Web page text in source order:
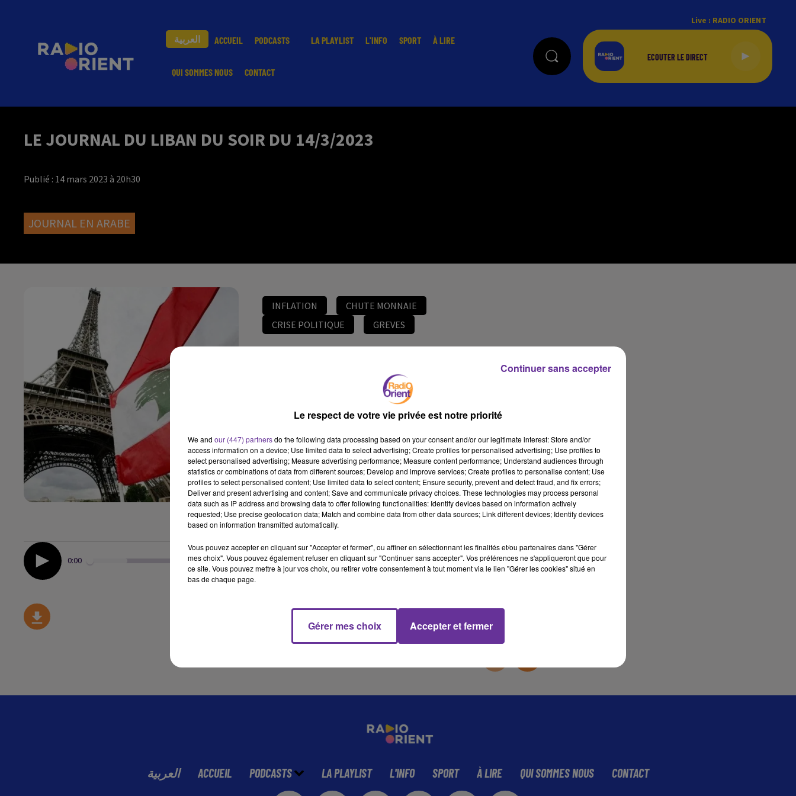
العربية ACCUEIL PODCASTS LA PLAYLIST L'INFO SPORT À LIRE
QUI SOMMES NOUS CONTACT
Live : RADIO ORIENT
LE JOURNAL DU LIBAN DU SOIR DU 14/3/2023
Publié : 14 mars 2023 à 20h30
JOURNAL EN ARABE
INFLATION
CHUTE MONNAIE
CRISE POLITIQUE
GREVES
LE JOURNAL DU LIBAN DU SOIR DU 14/3/2023
EDITION DU JOURNAL DU LIBAN DU SOIR DU 14/3/2023
EDITION DU JOURNAL DU LIBAN DU SOIR DU 14/3/2023
0:00 16 min 36 sec
العربية ACCUEIL PODCASTS LA PLAYLIST L'INFO SPORT À LIRE QUI SOMMES NOUS CONTACT
Le respect de votre vie privée est notre priorité
We and our (447) partnersdo the following data processing based on your consent and/or our legitimate interest: Store and/or
access information on a device; Use limited data to select advertising; Create profiles for personalised advertising; Use profiles to
select personalised advertising; Measure advertising performance; Measure content performance; Understand audiences through
statistics or combinations of data from different sources; Develop and improve services; Create profiles to personalise content; Use
profiles to select personalised content; Use limited data to select content; Ensure security, prevent and detect fraud, and fix errors;
Deliver and present advertising and content; Save and communicate privacy choices. These technologies may process personal
data such as IP address and browsing data to offer following functionalities: Identify devices based on information actively
requested; Use precise geolocation data; Match and combine data from other data sources; Link different devices; Identify devices
based on information transmitted automatically.
Vous pouvez accepter en cliquant sur "Accepter et fermer", ou affiner en sélectionnant les finalités et/ou partenaires dans "Gérer
mes choix". Vous pouvez également refuser en cliquant sur "Continuer sans accepter". Vos préférences ne s'appliqueront que pour
ce site. Vous pouvez mettre à jour vos choix, ou retirer votre consentement à tout moment via le lien "Gérer les cookies" situé en
bas de chaque page.
Gérer mes choix Accepter et fermer
Continuer sans accepter